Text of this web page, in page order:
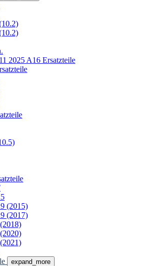
2025 A16 Ersatzteile
(2015)
(2017)
expand_more